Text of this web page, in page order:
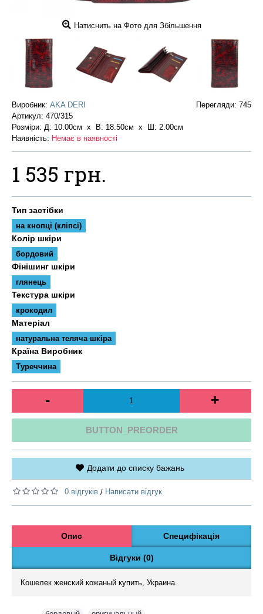
Натиснить на Фото для Збільшення
Перегляди: 745
Виробник: AKA DERI
Артикул: 470/315
Розміри: Д: 10.00см х В: 18.50см x Ш: 2.00см
Наявність: Немає в наявності
1 535 грн.
Тип застібки
на кнопці (кліпсі)
Колір шкіри
бордовий
Фінішинг шкіри
глянець
Текстура шкіри
крокодил
Матеріал
натуральна теляча шкіра
Країна Виробник
Туреччина
- +
BUTTON_PREORDER
Додати до списку бажань
0 відгуків / Написати відгук
Опис Специфікація
Відгуки (0)
Кошелек женский кожаный купить, Украина.